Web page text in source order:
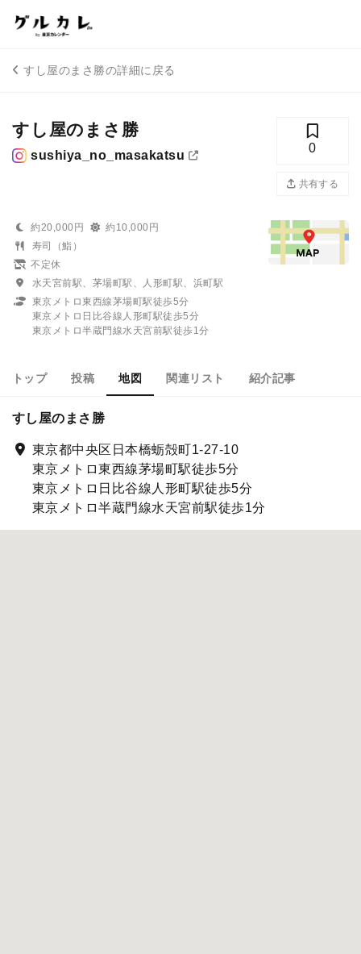
すし屋のまさ勝の詳細に戻る
すし屋のまさ勝
sushiya_no_masakatsu
0
共有する
約20,000円
約10,000円
寿司（鮨）
不定休
水天宮前駅、茅場町駅、人形町駅、浜町駅
東京メトロ東西線茅場町駅徒歩5分
東京メトロ日比谷線人形町駅徒歩5分
東京メトロ半蔵門線水天宮前駅徒歩1分
トップ 投稿 地図 関連リスト 紹介記事
すし屋のまさ勝
東京都中央区日本橋蛎殻町1-27-10
東京メトロ東西線茅場町駅徒歩5分
東京メトロ日比谷線人形町駅徒歩5分
東京メトロ半蔵門線水天宮前駅徒歩1分